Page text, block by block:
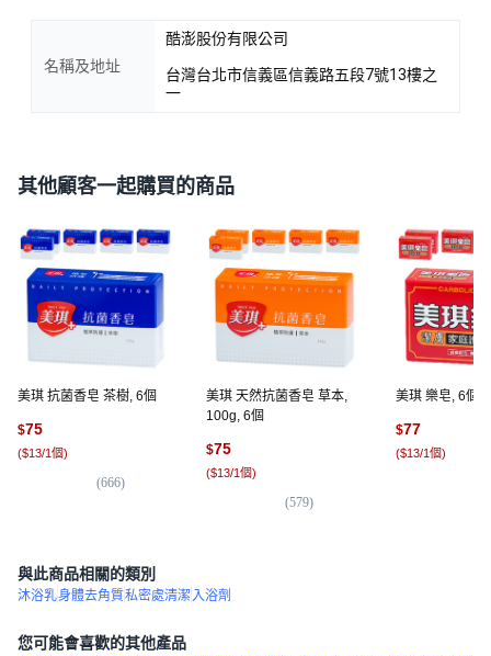
名稱及地址
酷澎股份有限公司
台灣台北市信義區信義路五段7號13樓之
一
其他顧客一起購買的商品
美琪 抗菌香皂 茶樹, 6個
$75
($13/1個)
(666)
美琪 天然抗菌香皂 草本,
100g, 6個
$75
($13/1個)
(579)
美琪 樂皂, 6個,
$77
($13/1個)
與此商品相關的類別
沐浴乳身體去角質私密處清潔 入浴劑
您可能會喜歡的其他產品